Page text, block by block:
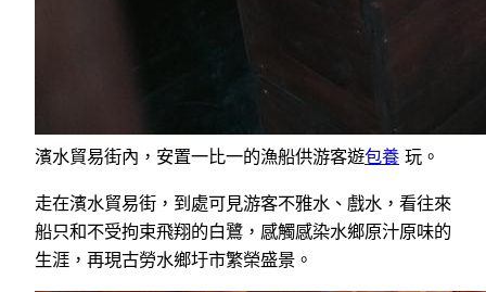
濱水貿易街內，安置一比一的漁船供游客遊包養 玩。
走在濱水貿易街，到處可見游客不雅水、戲水，看往來
船只和不受拘束飛翔的白鷺，感觸感染水鄉原汁原味的
生涯，再現古勞水鄉圩市繁榮盛景。